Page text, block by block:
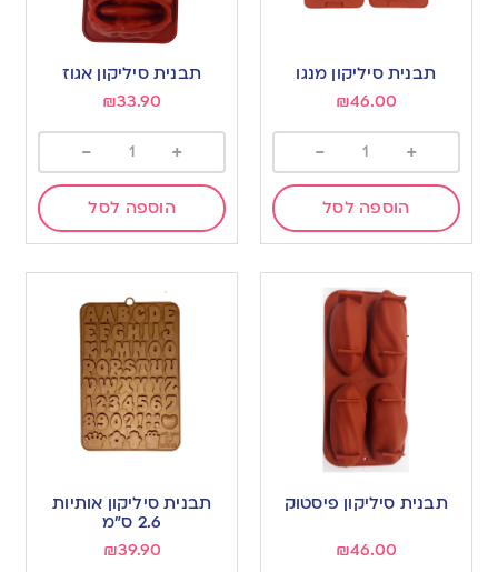
תבנית סיליקון מנגו
₪46.00
+
-
הוספה לסל
תבנית סיליקון אגוז
₪33.90
+
-
הוספה לסל
תבנית סיליקון פיסטוק
₪46.00
תבנית סיליקון אותיות
2.6 ס”מ
₪39.90